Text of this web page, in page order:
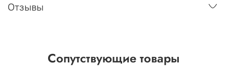
Отзывы
Сопутствующие товары